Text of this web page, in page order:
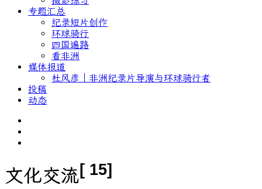
专题汇总
纪录短片创作
环球骑行
四国遍路
看非洲
媒体报道
杜风彦｜非洲纪录片导演与环球骑行者
投稿
动态
文化交流 [ 15]